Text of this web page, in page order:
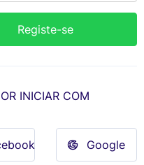
OR INICIAR COM
Google